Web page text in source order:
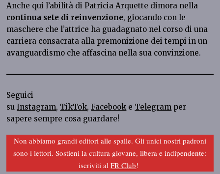
Anche qui l’abilità di Patricia Arquette dimora nella
continua sete di reinvenzione, giocando con le
maschere che l’attrice ha guadagnato nel corso di una
carriera consacrata alla premonizione dei tempi in un
avanguardismo che affascina nella sua convinzione.
Seguici
suInstagram, TikTok,Facebook e Telegram per
sapere sempre cosa guardare!
Non abbiamo grandi editori alle spalle. Gli unici nostri padroni
sono i lettori. Sostieni la cultura giovane, libera e indipendente:
iscriviti alFR Club!